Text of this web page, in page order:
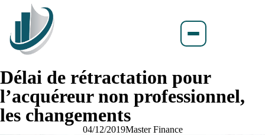
Délai de rétractation pour
l’acquéreur non professionnel,
les changements
04/12/2019Master Finance